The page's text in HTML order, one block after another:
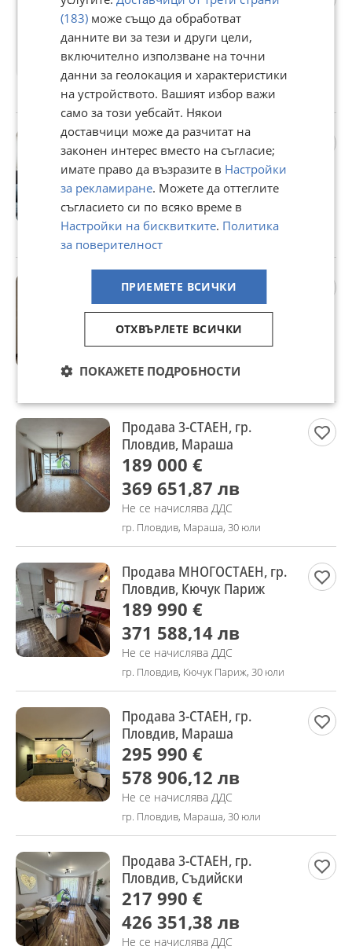
Пловдив, Съдийски
286 000 €
559 367,38 лв
Не се начислява ДДС
гр. Пловдив, Съдийски, 30 юли
Продава 3-СТАЕН, гр.
Пловдив, Остромила
211 990 €
414 616,40 лв
Не се начислява ДДС
Продава 2-СТАЕН, гр.
Пловдив, Кючук Париж
106 200 €
207 709,15 лв
Не се начислява ДДС
гр. Пловдив, Кючук Париж, 30 юли
Продава 3-СТАЕН, гр.
Пловдив, Мараша
189 000 €
369 651,87 лв
Не се начислява ДДС
гр. Пловдив, Мараша, 30 юли
Продава МНОГОСТАЕН, гр.
Пловдив, Кючук Париж
189 990 €
371 588,14 лв
Не се начислява ДДС
гр. Пловдив, Кючук Париж, 30 юли
Продава 3-СТАЕН, гр.
Пловдив, Мараша
295 990 €
578 906,12 лв
Не се начислява ДДС
гр. Пловдив, Мараша, 30 юли
Продава 3-СТАЕН, гр.
Пловдив, Съдийски
217 990 €
426 351,38 лв
Не се начислява ДДС
(183) може също да обработват
данните ви за тези и други цели,
включително използване на точни
данни за геолокация и характеристики
на устройството. Вашият избор важи
само за този уебсайт. Някои
доставчици може да разчитат на
законен интерес вместо на съгласие;
имате право да възразите в Настройки
за рекламиране. Можете да оттеглите
съгласието си по всяко време в
Настройки на бисквитките. Политика
за поверителност
ПРИЕМЕТЕ ВСИЧКИ
ОТХВЪРЛЕТЕ ВСИЧКИ
ПОКАЖЕТЕ ПОДРОБНОСТИ